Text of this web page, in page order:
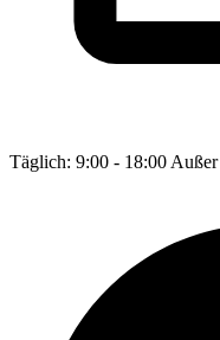
Täglich: 9:00 - 18:00 Außer